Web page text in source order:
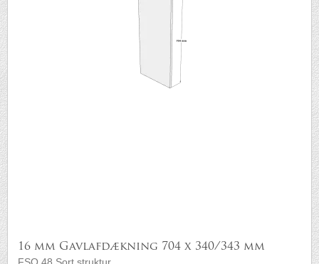
16 mm Gavlafdækning 704 x 340/343 mm